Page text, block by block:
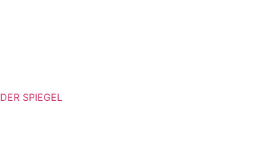
DER SPIEGEL